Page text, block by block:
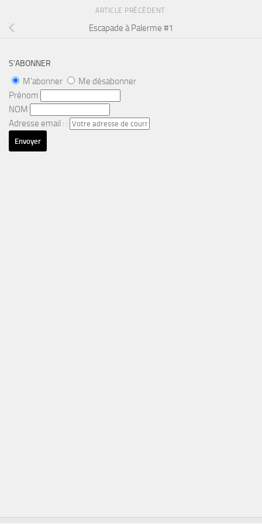
ARTICLE PRÉCÉDENT
Escapade à Palerme #1
S’ABONNER
M'abonner
Me désabonner
Prénom
NOM
Adresse email : :